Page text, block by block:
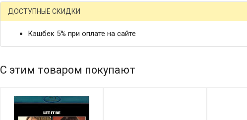
ДОСТУПНЫЕ СКИДКИ
Кэшбек 5% при оплате на сайте
С этим товаром покупают